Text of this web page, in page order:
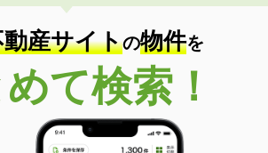
面積 51.67m²
り
2LDK
野市東島平町
4.05万円
鹿児島県いちき串木野市東島平町
42.8m²
産サイトの物件を
て検索！